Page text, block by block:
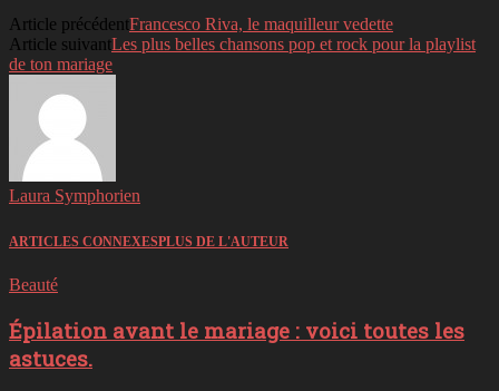
Article précédentFrancesco Riva, le maquilleur vedette
Article suivantLes plus belles chansons pop et rock pour la playlist
de ton mariage
Laura Symphorien
ARTICLES CONNEXESPLUS DE L'AUTEUR
Beauté
Épilation avant le mariage : voici toutes les
astuces.